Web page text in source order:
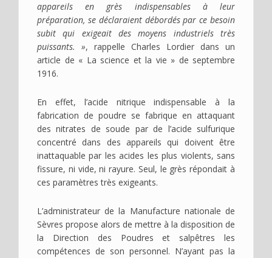
appareils en grès indispensables à leur
préparation, se déclaraient débordés par ce besoin
subit qui exigeait des moyens industriels très
puissants. », rappelle Charles Lordier dans un
article de « La science et la vie » de septembre
1916.
En effet, l’acide nitrique indispensable à la
fabrication de poudre se fabrique en attaquant
des nitrates de soude par de l’acide sulfurique
concentré dans des appareils qui doivent être
inattaquable par les acides les plus violents, sans
fissure, ni vide, ni rayure. Seul, le grès répondait à
ces paramètres très exigeants.
L’administrateur de la Manufacture nationale de
Sèvres propose alors de mettre à la disposition de
la Direction des Poudres et salpêtres les
compétences de son personnel. N’ayant pas la